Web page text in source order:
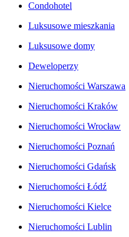
Condohotel
Luksusowe mieszkania
Luksusowe domy
Deweloperzy
Nieruchomości Warszawa
Nieruchomości Kraków
Nieruchomości Wrocław
Nieruchomości Poznań
Nieruchomości Gdańsk
Nieruchomości Łódź
Nieruchomości Kielce
Nieruchomości Lublin